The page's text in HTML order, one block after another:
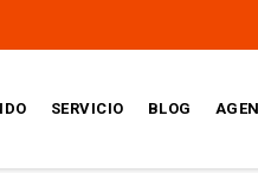
SERVICIO BLOG